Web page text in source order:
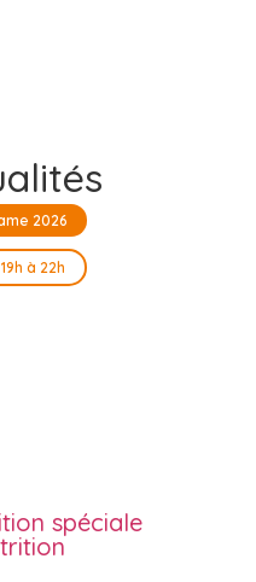
2026
à 22h
spéciale